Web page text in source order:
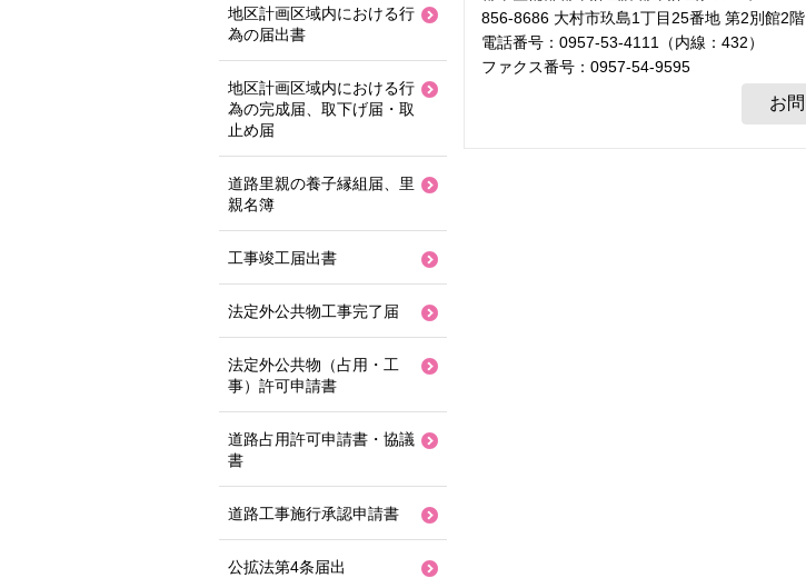
856-8686 大村市玖島1丁目25番地 第2別館2階
電話番号：0957-53-4111（内線：432）
ファクス番号：0957-54-9595
地区計画区域内における行
為の届出書
地区計画区域内における行
為の完成届、取下げ届・取
止め届
道路里親の養子縁組届、里
親名簿
工事竣工届出書
法定外公共物工事完了届
法定外公共物（占用・工
事）許可申請書
道路占用許可申請書・協議
書
道路工事施行承認申請書
公拡法第4条届出